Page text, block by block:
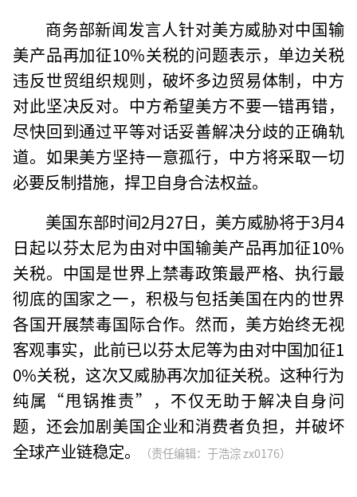
商务部新闻发言人针对美方威胁对中国输
美产品再加征10%关税的问题表示，单边关税
违反世贸组织规则，破坏多边贸易体制，中方
对此坚决反对。中方希望美方不要一错再错，
尽快回到通过平等对话妥善解决分歧的正确轨
道。如果美方坚持一意孤行，中方将采取一切
必要反制措施，捍卫自身合法权益。
美国东部时间2月27日，美方威胁将于3月4
日起以芬太尼为由对中国输美产品再加征10%
关税。中国是世界上禁毒政策最严格、执行最
彻底的国家之一，积极与包括美国在内的世界
各国开展禁毒国际合作。然而，美方始终无视
客观事实，此前已以芬太尼等为由对中国加征1
0%关税，这次又威胁再次加征关税。这种行为
纯属“甩锅推责”，不仅无助于解决自身问
题，还会加剧美国企业和消费者负担，并破坏
全球产业链稳定。
（责任编辑：于浩淙 zx0176）